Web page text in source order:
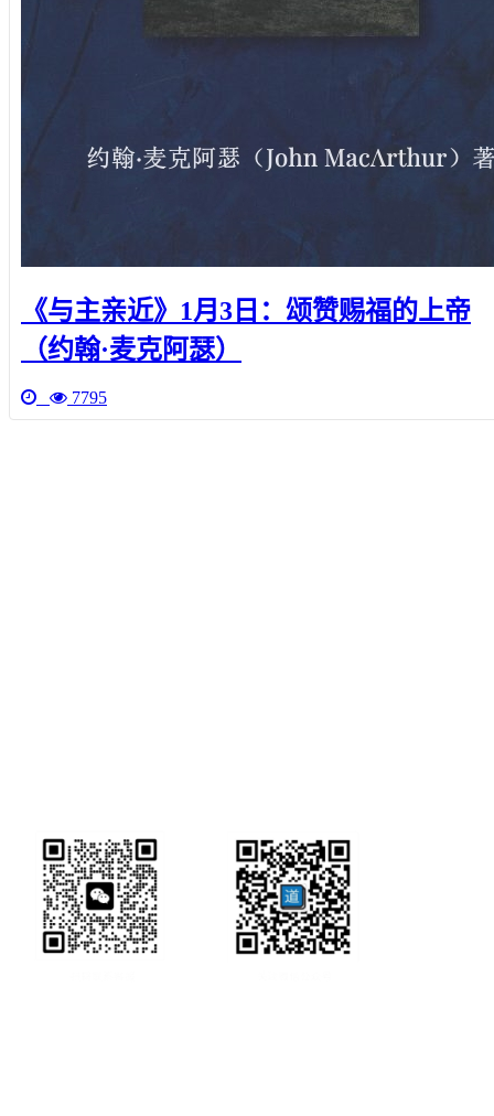
《与主亲近》1月3日：颂赞赐福的上帝
（约翰·麦克阿瑟）
7795